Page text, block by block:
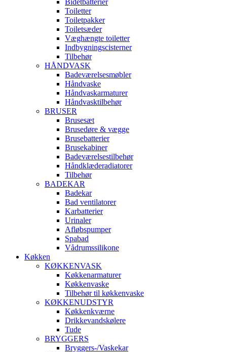
Bidétbatterier
Toiletter
Toiletpakker
Toiletsæder
Væghængte toiletter
Indbygningscisterner
Tilbehør
HÅNDVASK
Badeværelsesmøbler
Håndvaske
Håndvaskarmaturer
Håndvasktilbehør
BRUSER
Brusesæt
Brusedøre & vægge
Brusebatterier
Brusekabiner
Badeværelsestilbehør
Håndklæderadiatorer
Tilbehør
BADEKAR
Badekar
Bad ventilatorer
Karbatterier
Urinaler
Afløbspumper
Spabad
Vådrumssilikone
Køkken
KØKKENVASK
Køkkenarmaturer
Køkkenvaske
Tilbehør til køkkenvaske
KØKKENUDSTYR
Køkkenkværne
Drikkevandskølere
Tude
BRYGGERS
Bryggers-/Vaskekar